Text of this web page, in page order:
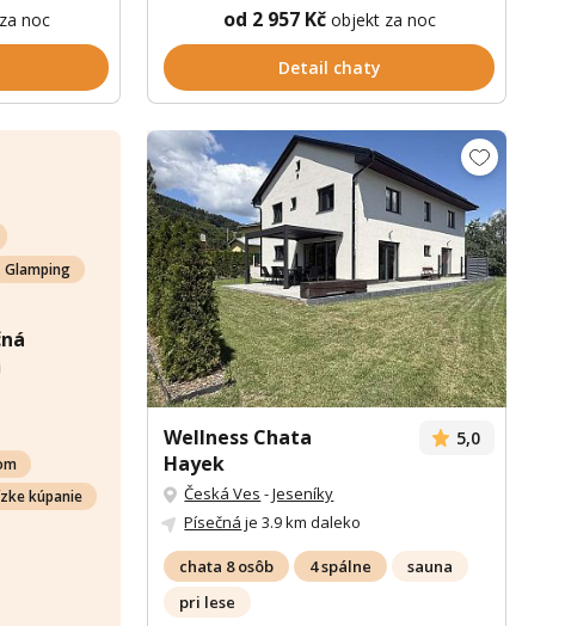
noc od 2 957 Kč objekt za noc
Detail chaty
Glamping
kúpanie
Wellness Chata
Hayek
5,0
Česká Ves -Jeseníky
Písečná je 3.9 km daleko
chata 8 osôb 4 spálne
sauna
pri lese